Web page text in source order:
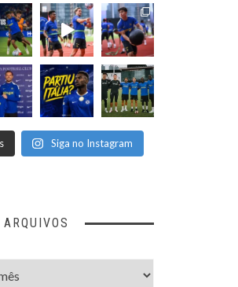
Siga no Instagram
ARQUIVOS